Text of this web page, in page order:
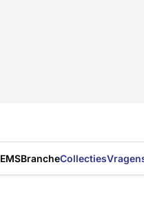
EMSBrancheCollecties